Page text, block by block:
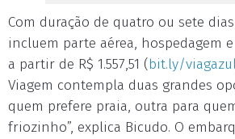
Com duração de quatro ou sete
incluem parte aérea, hospedagem
a partir de R$ 1.557,51 (bit.ly/
Viagem contempla duas grandes
quem prefere praia, outra para
friozinho”, explica Bicudo. O